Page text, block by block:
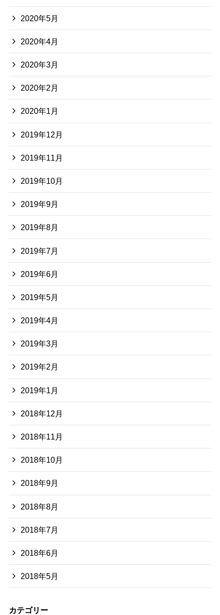
2020年5月
2020年4月
2020年3月
2020年2月
2020年1月
2019年12月
2019年11月
2019年10月
2019年9月
2019年8月
2019年7月
2019年6月
2019年5月
2019年4月
2019年3月
2019年2月
2019年1月
2018年12月
2018年11月
2018年10月
2018年9月
2018年8月
2018年7月
2018年6月
2018年5月
カテゴリー